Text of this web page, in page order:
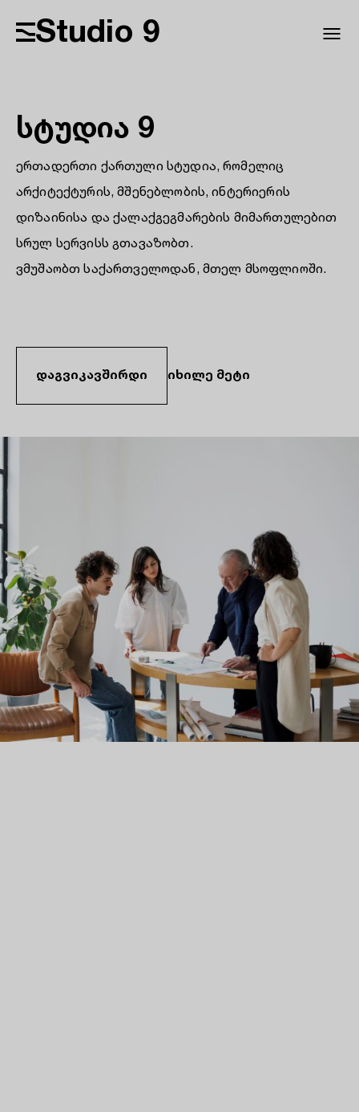
Studio 9
სტუდია 9
ერთადერთი ქართული სტუდია, რომელიც
არქიტექტურის, მშენებლობის, ინტერიერის
დიზაინისა და ქალაქგეგმარების მიმართულებით
სრულ სერვისს გთავაზობთ.
ვმუშაობთ საქართველოდან, მთელ მსოფლიოში.
დაგვიკავშირდი იხილე მეტი